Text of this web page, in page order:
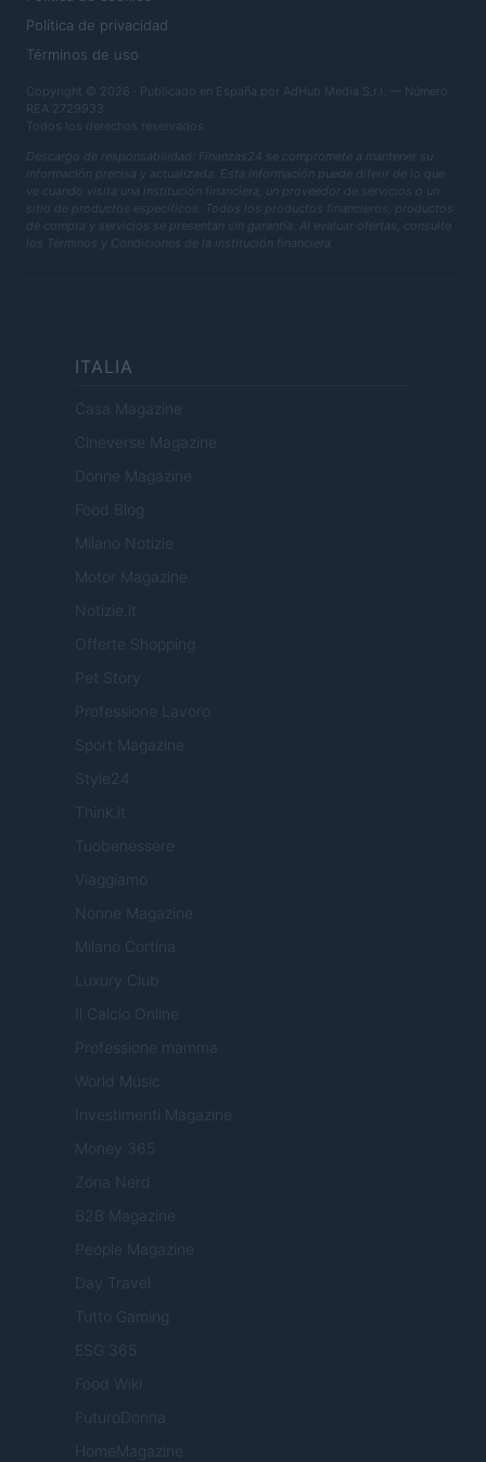
Política de privacidad
Términos de uso
Copyright © 2026 · Publicado en España por AdHub Media S.r.l. — Número
REA 2729933
Todos los derechos reservados
Descargo de responsabilidad: Finanzas24 se compromete a mantener su
información precisa y actualizada. Esta información puede diferir de lo que
ve cuando visita una institución financiera, un proveedor de servicios o un
sitio de productos específicos. Todos los productos financieros, productos
de compra y servicios se presentan sin garantía. Al evaluar ofertas, consulte
los Términos y Condiciones de la institución financiera.
ITALIA
Casa Magazine
Cineverse Magazine
Donne Magazine
Food Blog
Milano Notizie
Motor Magazine
Notizie.it
Offerte Shopping
Pet Story
Professione Lavoro
Sport Magazine
Style24
Think.it
Tuobenessere
Viaggiamo
Nonne Magazine
Milano Cortina
Luxury Club
Il Calcio Online
Professione mamma
World Music
Investimenti Magazine
Money 365
Zona Nerd
B2B Magazine
People Magazine
Day Travel
Tutto Gaming
ESG 365
Food Wiki
FuturoDonna
HomeMagazine